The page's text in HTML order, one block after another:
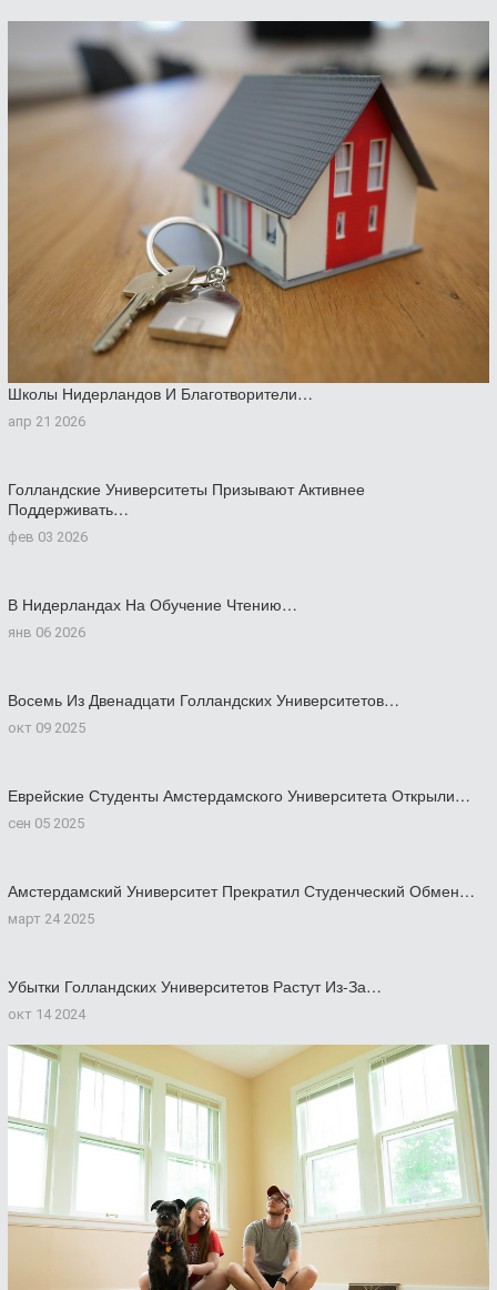
Школы Нидерландов И Благотворители…
апр 21 2026
Голландские Университеты Призывают Активнее
Поддерживать…
фев 03 2026
В Нидерландах На Обучение Чтению…
янв 06 2026
Восемь Из Двенадцати Голландских Университетов…
окт 09 2025
Еврейские Студенты Амстердамского Университета Открыли…
сен 05 2025
Амстердамский Университет Прекратил Студенческий Обмен…
март 24 2025
Убытки Голландских Университетов Растут Из-За…
окт 14 2024